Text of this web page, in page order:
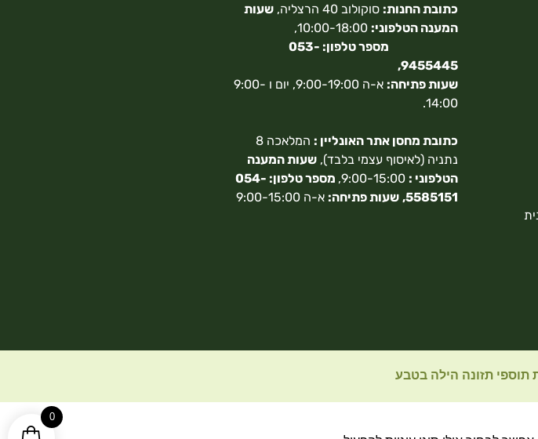
0
כתובת החנות: סוקולוב 40 הרצליה,
שעות
המענה הטלפוני:
10:00-18:00,
מספר טלפון: 053-
9455445,
שעות פתיחה:
א-ה 9:00-19:00, יום ו 9:00-
14:00.
כתובת מחסן אתר האונליין :
המלאכה 8
נתניה (לאיסוף עצמי בלבד),שעות המענה
הטלפוני : 9:00-15:00,
מספר טלפון: 054-
5585151, שעות פתיחה: א-ה 9:00-15:00
תוספי תזונה הילה בטבע